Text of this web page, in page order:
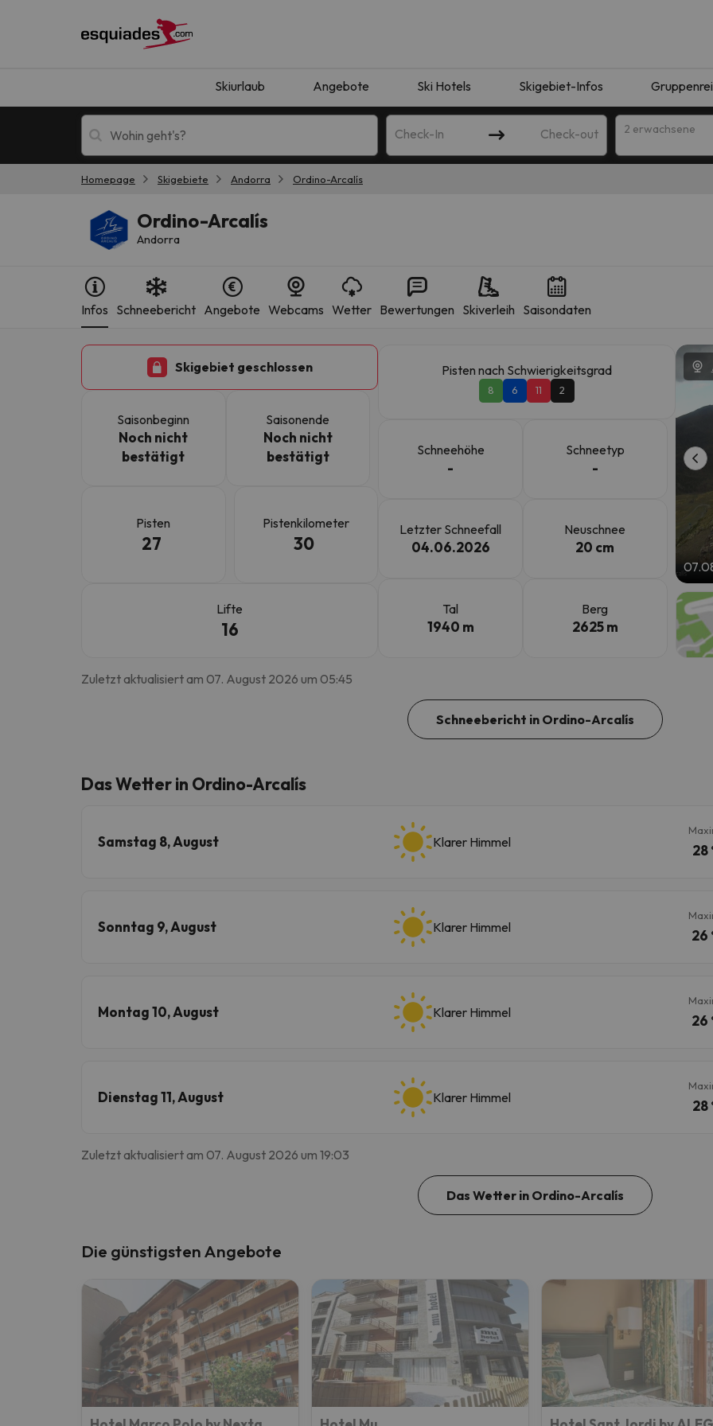
Skiurlaub Angebote Ski Hotels Skigebiet-Infos
Check-In Check-out 2 erwachsene
Es sieht so aus, als hätte sich unser Sucher verirrt. Sobald er seinen Kompass gefunden hat, wird er zurück sein.
Homepage Skigebiete Andorra Ordino-Arcalís
Ordino-Arcalís
Andorra
Infos Schneebericht Angebote Webcams Wetter Bewertungen Skiverleih Saisondaten
Skigebiet geschlossen
Saisonbeginn
Noch nicht
bestätigt
Saisonende
Noch nicht
bestätigt
Pisten
27
Pistenkilometer
30
Lifte
16
Pisten nach Schwierigkeitsgrad
8 6 11 2
Schneehöhe
-
Schneetyp
-
Letzter Schneefall
04.06.2026
Neuschnee
20 cm
Tal
1940 m
Berg
2625 m
Zuletzt aktualisiert am 07. August 2026 um 05:45
Schneebericht in Ordino-Arcalís
Das Wetter in Ordino-Arcalís
Samstag 8, August Klarer Himmel
28
Sonntag 9, August Klarer Himmel
26
Montag 10, August Klarer Himmel
26
Dienstag 11, August Klarer Himmel
28
Zuletzt aktualisiert am 07. August 2026 um 19:03
Das Wetter in Ordino-Arcalís
Die günstigsten Angebote